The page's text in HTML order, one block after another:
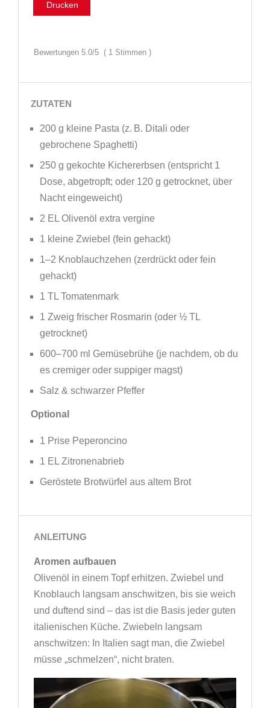
Drucken
Bewertungen 5.0/5 ( 1 Stimmen )
ZUTATEN
200 g kleine Pasta (z. B. Ditali oder
gebrochene Spaghetti)
250 g gekochte Kichererbsen (entspricht 1
Dose, abgetropft; oder 120 g getrocknet, über
Nacht eingeweicht)
2 EL Olivenöl extra vergine
1 kleine Zwiebel (fein gehackt)
1–2 Knoblauchzehen (zerdrückt oder fein
gehackt)
1 TL Tomatenmark
1 Zweig frischer Rosmarin (oder ½ TL
getrocknet)
600–700 ml Gemüsebrühe (je nachdem, ob du
es cremiger oder suppiger magst)
Salz & schwarzer Pfeffer
Optional
1 Prise Peperoncino
1 EL Zitronenabrieb
Geröstete Brotwürfel aus altem Brot
ANLEITUNG
Aromen aufbauen
Olivenöl in einem Topf erhitzen. Zwiebel und
Knoblauch langsam anschwitzen, bis sie weich
und duftend sind – das ist die Basis jeder guten
italienischen Küche. Zwiebeln langsam
anschwitzen: In Italien sagt man, die Zwiebel
müsse „schmelzen“, nicht braten.